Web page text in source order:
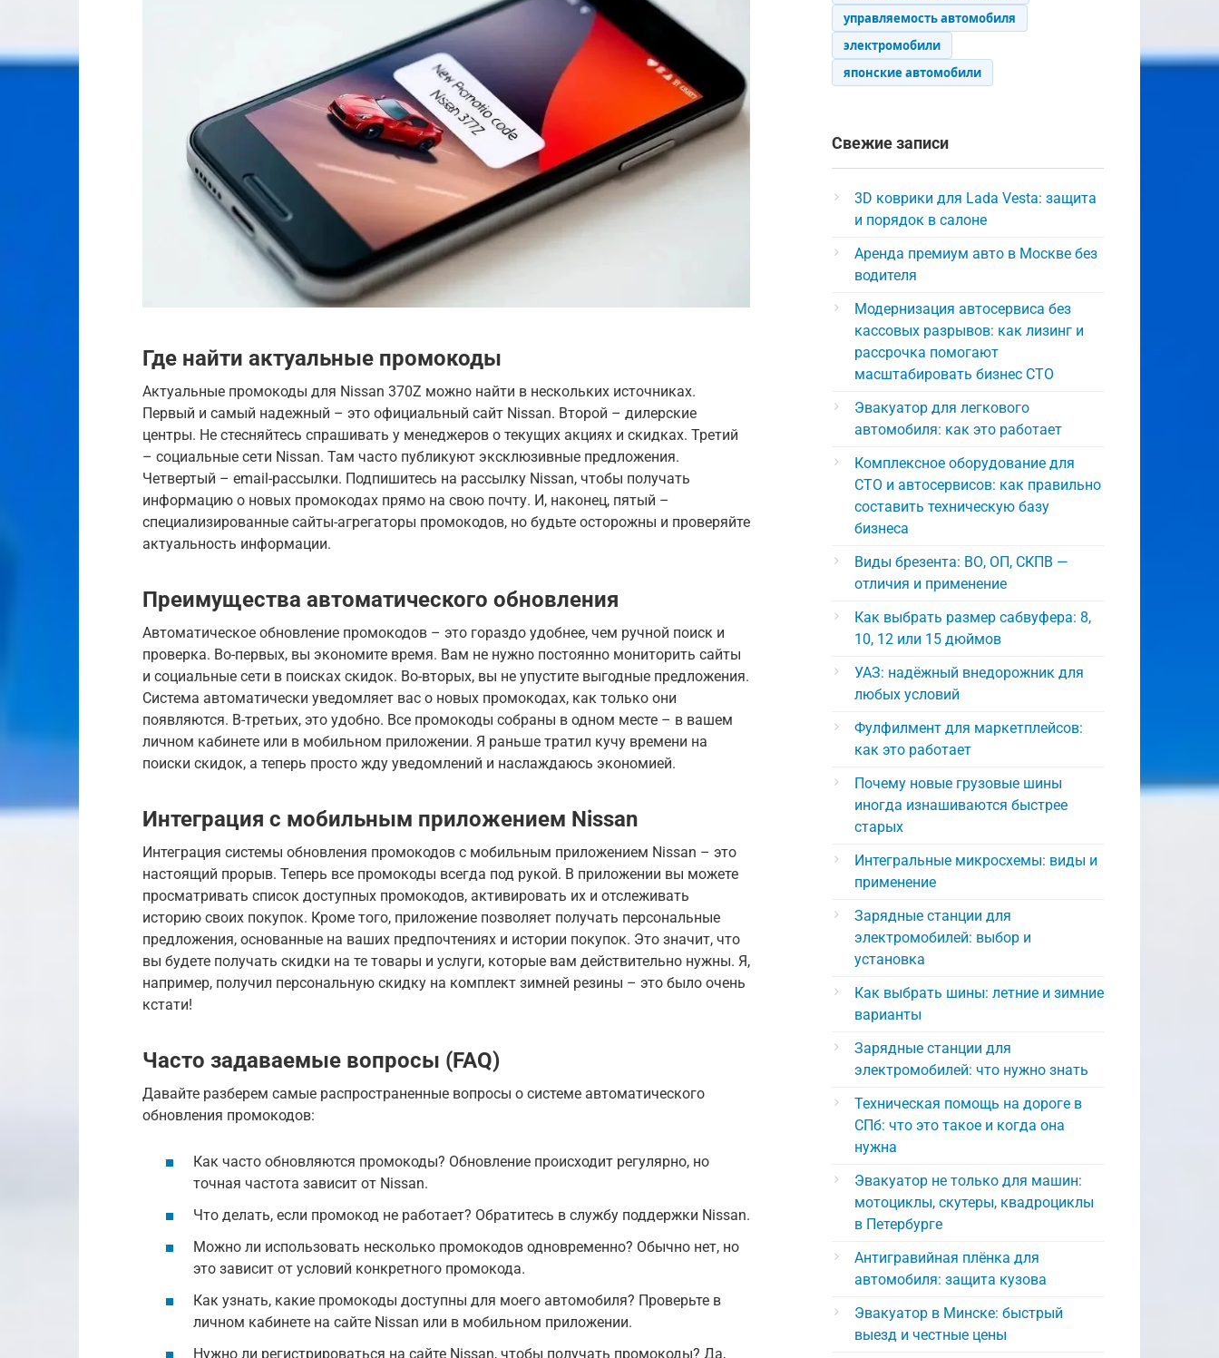
Где найти актуальные промокоды
Актуальные промокоды для Nissan 370Z можно найти в нескольких источниках.
Первый и самый надежный – это официальный сайт Nissan. Второй – дилерские
центры. Не стесняйтесь спрашивать у менеджеров о текущих акциях и скидках. Третий
– социальные сети Nissan. Там часто публикуют эксклюзивные предложения.
Четвертый – email-рассылки. Подпишитесь на рассылку Nissan, чтобы получать
информацию о новых промокодах прямо на свою почту. И, наконец, пятый –
специализированные сайты-агрегаторы промокодов, но будьте осторожны и проверяйте
актуальность информации.
Преимущества автоматического обновления
Автоматическое обновление промокодов – это гораздо удобнее, чем ручной поиск и
проверка. Во-первых, вы экономите время. Вам не нужно постоянно мониторить сайты
и социальные сети в поисках скидок. Во-вторых, вы не упустите выгодные предложения.
Система автоматически уведомляет вас о новых промокодах, как только они
появляются. В-третьих, это удобно. Все промокоды собраны в одном месте – в вашем
личном кабинете или в мобильном приложении. Я раньше тратил кучу времени на
поиски скидок, а теперь просто жду уведомлений и наслаждаюсь экономией.
Интеграция с мобильным приложением Nissan
Интеграция системы обновления промокодов с мобильным приложением Nissan – это
настоящий прорыв. Теперь все промокоды всегда под рукой. В приложении вы можете
просматривать список доступных промокодов, активировать их и отслеживать
историю своих покупок. Кроме того, приложение позволяет получать персональные
предложения, основанные на ваших предпочтениях и истории покупок. Это значит, что
вы будете получать скидки на те товары и услуги, которые вам действительно нужны. Я,
например, получил персональную скидку на комплект зимней резины – это было очень
кстати!
Часто задаваемые вопросы (FAQ)
Давайте разберем самые распространенные вопросы о системе автоматического
обновления промокодов:
Как часто обновляются промокоды? Обновление происходит регулярно, но
точная частота зависит от Nissan.
Что делать, если промокод не работает? Обратитесь в службу поддержки Nissan.
Можно ли использовать несколько промокодов одновременно? Обычно нет, но
это зависит от условий конкретного промокода.
Как узнать, какие промокоды доступны для моего автомобиля? Проверьте в
личном кабинете на сайте Nissan или в мобильном приложении.
Нужно ли регистрироваться на сайте Nissan, чтобы получать промокоды? Да,
управляемость автомобиля
электромобили
японские автомобили
Свежие записи
3D коврики для Lada Vesta: защита
и порядок в салоне
Аренда премиум авто в Москве без
водителя
Модернизация автосервиса без
кассовых разрывов: как лизинг и
рассрочка помогают
масштабировать бизнес СТО
Эвакуатор для легкового
автомобиля: как это работает
Комплексное оборудование для
СТО и автосервисов: как правильно
составить техническую базу
бизнеса
Виды брезента: ВО, ОП, СКПВ —
отличия и применение
Как выбрать размер сабвуфера: 8,
10, 12 или 15 дюймов
УАЗ: надёжный внедорожник для
любых условий
Фулфилмент для маркетплейсов:
как это работает
Почему новые грузовые шины
иногда изнашиваются быстрее
старых
Интегральные микросхемы: виды и
применение
Зарядные станции для
электромобилей: выбор и
установка
Как выбрать шины: летние и зимние
варианты
Зарядные станции для
электромобилей: что нужно знать
Техническая помощь на дороге в
СПб: что это такое и когда она
нужна
Эвакуатор не только для машин:
мотоциклы, скутеры, квадроциклы
в Петербурге
Антигравийная плёнка для
автомобиля: защита кузова
Эвакуатор в Минске: быстрый
выезд и честные цены